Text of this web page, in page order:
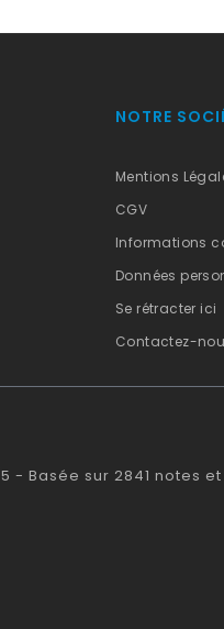
NOTRE
Mentions
CGV
Informations
Données
Se rétracter ici
Contactez-
5 - Basée sur 2841 notes et